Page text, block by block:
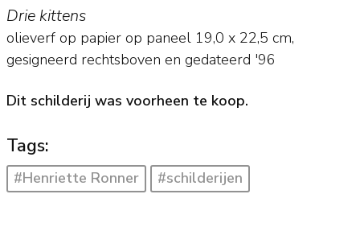
Drie kittens
olieverf op papier op paneel 19,0 x 22,5 cm,
gesigneerd rechtsboven en gedateerd '96
Dit schilderij was voorheen te koop.
Tags:
#Henriette Ronner #schilderijen